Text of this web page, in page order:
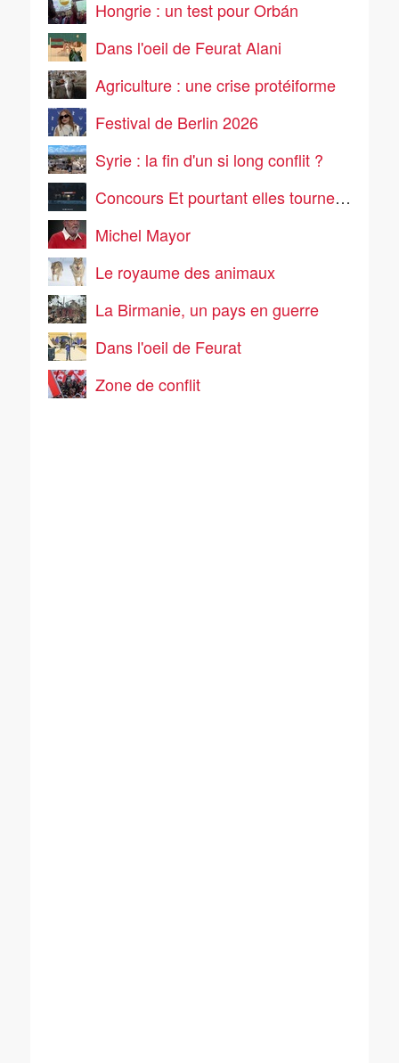
Hongrie : un test pour Orbán
Dans l'oeil de Feurat Alani
Agriculture : une crise protéiforme
Festival de Berlin 2026
Syrie : la fin d'un si long conflit ?
Concours Et pourtant elles tournent 2
Michel Mayor
Le royaume des animaux
La Birmanie, un pays en guerre
Dans l'oeil de Feurat
Zone de conflit